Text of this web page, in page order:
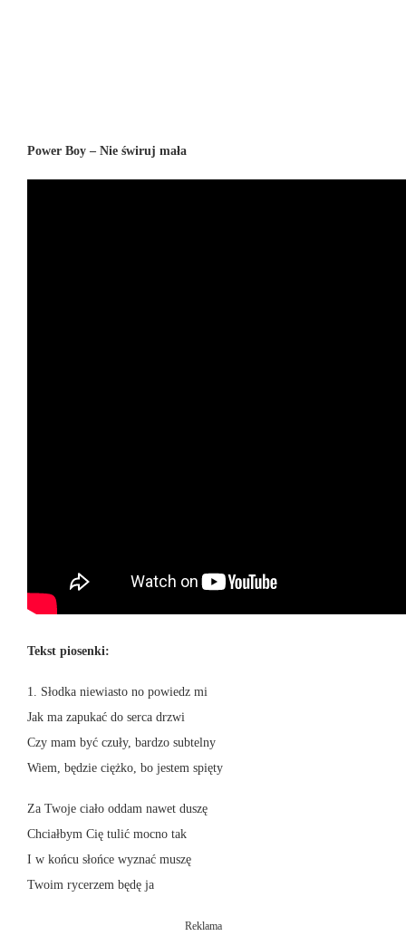
Power Boy – Nie świruj mała
Tekst piosenki:
1. Słodka niewiasto no powiedz mi
Jak ma zapukać do serca drzwi
Czy mam być czuły, bardzo subtelny
Wiem, będzie ciężko, bo jestem spięty
Za Twoje ciało oddam nawet duszę
Chciałbym Cię tulić mocno tak
I w końcu słońce wyznać muszę
Twoim rycerzem będę ja
Reklama